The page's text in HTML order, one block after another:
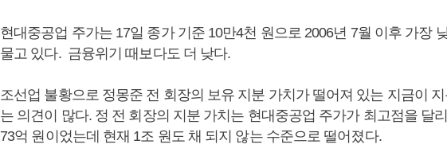
현대중공업 주가는 17일 종가 기준 10만4천 원으로 2006년 7월 이후 가장
물고 있다. 금융위기 때보다도 더 낮다.
조선업 불황으로 정몽준 전 회장의 보유 지분 가치가 떨어져 있는 지금이
는 의견이 많다. 정 전 회장의 지분 가치는 현대중공업 주가가 최고점을 달
73억 원이었는데 현재 1조 원도 채 되지 않는 수준으로 떨어졌다.